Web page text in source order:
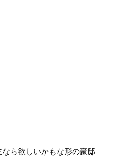
なら欲しいかもな形の豪邸